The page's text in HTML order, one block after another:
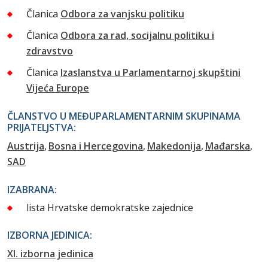
Članica Odbora za vanjsku politiku
Članica Odbora za rad, socijalnu politiku i
zdravstvo
Članica Izaslanstva u Parlamentarnoj skupštini
Vijeća Europe
ČLANSTVO U MEĐUPARLAMENTARNIM SKUPINAMA
PRIJATELJSTVA:
Austrija Bosna i Hercegovina Makedonija Mađarska
SAD
IZABRANA:
lista Hrvatske demokratske zajednice
IZBORNA JEDINICA:
XI. izborna jedinica